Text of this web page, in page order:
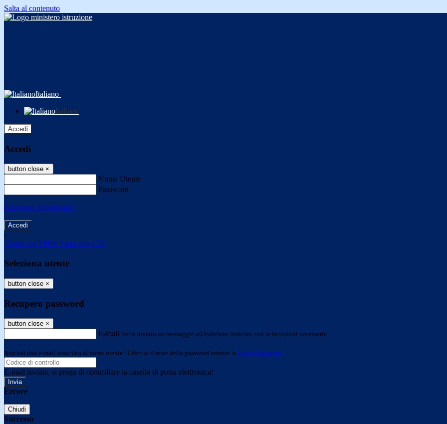
Salta al contenuto
Italiano
Italiano
Accedi
Accedi
button close ×
Nome Utente
Password
Password dimenticata?
-
Entra con SPID Entra con CIE
Seleziona utente
button close ×
Recupero password
button close ×
E-mail Verrà inviato un messaggio all'indirizzo indicato con le istruzioni necessarie.
Non hai una e-mail associata al nome utente? Effettua il reset della password tramite la Login Spaggiari
E-mail inviata, si prega di controllare la casella di posta elettronica!
Errore
Chiudi
Successo